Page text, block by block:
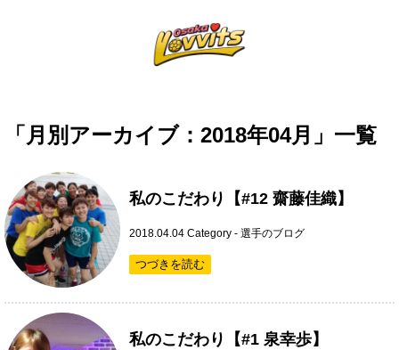
「月別アーカイブ：2018年04月」一覧
私のこだわり【#12 齋藤佳織】
2018.04.04 Category - 選手のブログ
つづきを読む
私のこだわり【#1 泉幸歩】